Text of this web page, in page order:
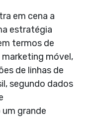
em cena a
estratégia
termos de
móvel,
de linhas de
segundo dados
grande